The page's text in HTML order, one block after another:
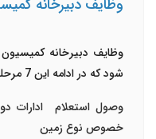
وظایف دبیرخانه کمیسیون
شود که در ادامه این 7 مرحله را خدمت شما عزیزان بیان می کنیم؛
وصول استعلام
ادارات
خصوص نوع زمین